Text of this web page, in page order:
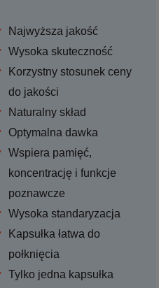
Najwyższa jakość
Wysoka skuteczność
Korzystny stosunek ceny
do jakości
Naturalny skład
Optymalna dawka
Wspiera pamięć,
koncentrację i funkcje
poznawcze
Wysoka standaryzacja
Kapsułka łatwa do
połknięcia
Tylko jedna kapsułka